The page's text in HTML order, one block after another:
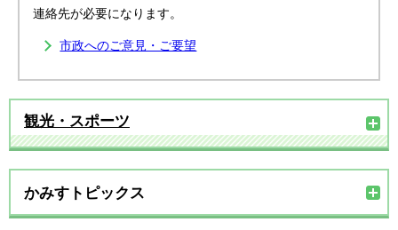
連絡先が必要になります。
市政へのご意見・ご要望
観光・スポーツ
かみすトピックス